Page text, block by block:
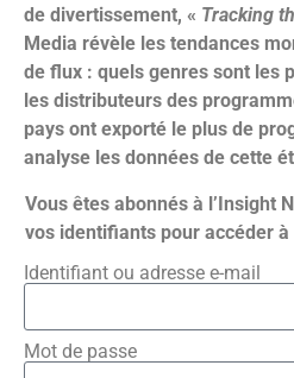
de divertissement, « Tracking
Media révèle les tendances
de flux : quels genres sont les
les distributeurs des
pays ont exporté le plus de
analyse les données de cette
Vous êtes abonnés à l’Insight
vos identifiants pour accéder à
Identifiant ou adresse e-mail
Mot de passe